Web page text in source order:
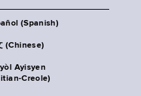
(Spanish)
(Chinese)
Ayisyen
Creole)